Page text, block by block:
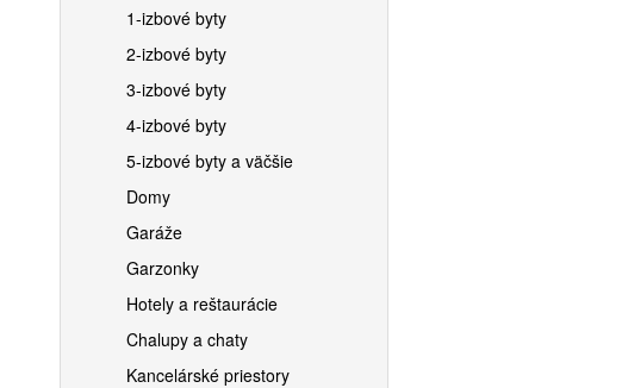
1-izbové byty
2-izbové byty
3-izbové byty
4-izbové byty
5-izbové byty a väčšie
Domy
Garáže
Garzonky
Hotely a reštaurácie
Chalupy a chaty
Kancelárské priestory